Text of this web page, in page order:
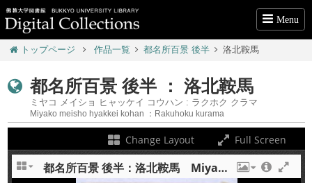
Menu
トップページ 作品一覧 都名所百景 後半 洛北鞍馬
都名所百景 後半 ： 洛北鞍馬
ミヤコ メイショ ヒャッケイ コウハン : ラクホク クラマ
Miyako meisho hyakkei kohan ：Rakuhoku kurama
Change Layout Full Screen
都名所百景 後半：洛北鞍馬 Miyako meisho hyakkei kohan : Rakuhoku kurama